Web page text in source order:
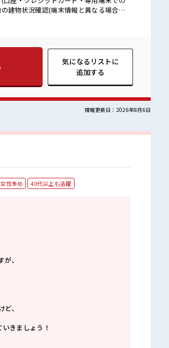
建物状況確認(端末情報と異なる場合は
しょう！ ≪自分に向いている仕事が探せ
心してお仕事に集中♪ 残業はほとんど
気になるリストに
追加する
情報更新日：2026年8月6日
女性多め 40代以上も活躍
、
、
きましょう！